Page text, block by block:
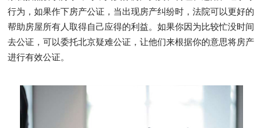
行为，如果作下房产公证，当出现房产纠纷时，法院可以更好的
帮助房屋所有人取得自己应得的利益。如果你因为比较忙没时间
去公证，可以委托北京疑难公证，让他们来根据你的意思将房产
进行有效公证。